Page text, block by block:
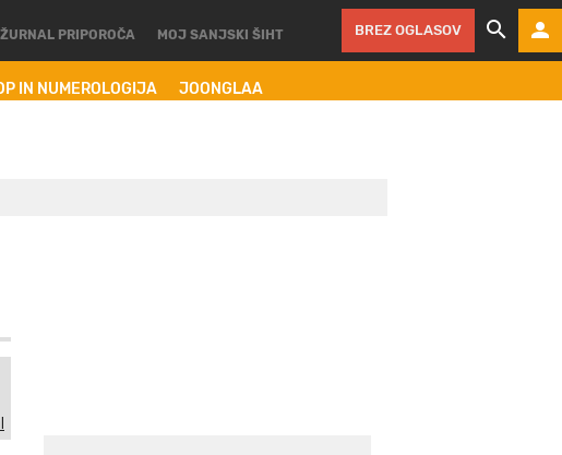
IN NUMEROLOGIJA JOONGLAA
ŽURNAL PRIPOROČA MOJ SANJSKI ŠIHT BREZ OGLASOV